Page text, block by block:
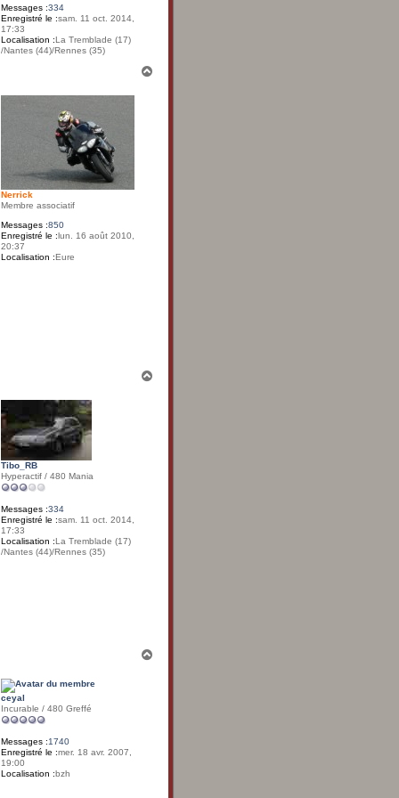
Messages :334
Enregistré le :sam. 11 oct. 2014,
17:33
Localisation :La Tremblade (17)
/Nantes (44)/Rennes (35)
Nerrick
Membre associatif
Messages :850
Enregistré le :lun. 16 août 2010,
20:37
Localisation :Eure
Tibo_RB
Hyperactif / 480 Mania
Messages :334
Enregistré le :sam. 11 oct. 2014,
17:33
Localisation :La Tremblade (17)
/Nantes (44)/Rennes (35)
ceyal
Incurable / 480 Greffé
Messages :1740
Enregistré le :mer. 18 avr. 2007,
19:00
Localisation :bzh